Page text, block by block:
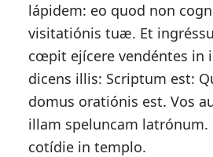
lápidem: eo quod non
visitatiónis tuæ. Et
cœpit ejícere vendéntes in
dicens illis: Scriptum est:
domus oratiónis est. Vos
illam speluncam latrónum.
cotídie in templo.